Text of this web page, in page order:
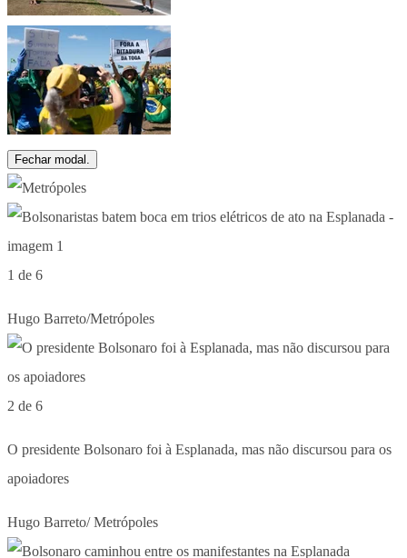
Fechar modal.
1 de 6
Hugo Barreto/Metrópoles
2 de 6
O presidente Bolsonaro foi à Esplanada, mas não discursou para os
apoiadores
Hugo Barreto/ Metrópoles